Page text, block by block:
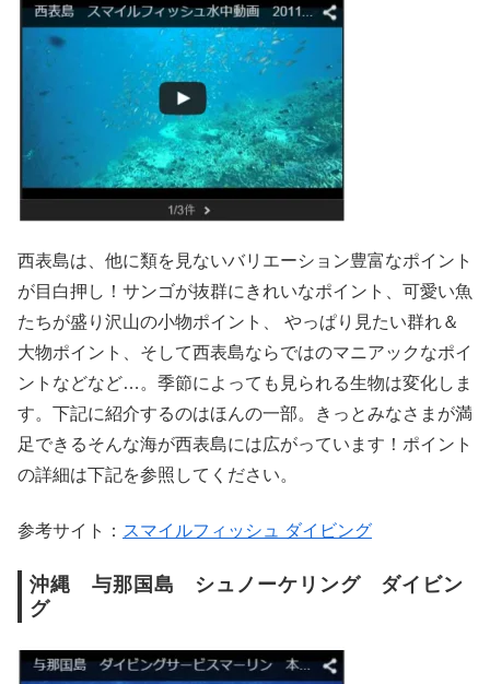
西表島は、他に類を見ないバリエーション豊富なポイント
が目白押し！サンゴが抜群にきれいなポイント、可愛い魚
たちが盛り沢山の小物ポイント、 やっぱり見たい群れ＆
大物ポイント、そして西表島ならではのマニアックなポイ
ントなどなど…。季節によっても見られる生物は変化しま
す。下記に紹介するのはほんの一部。きっとみなさまが満
足できるそんな海が西表島には広がっています！ポイント
の詳細は下記を参照してください。
参考サイト： スマイルフィッシュ ダイビング
沖縄 与那国島 シュノーケリング ダイビン
グ